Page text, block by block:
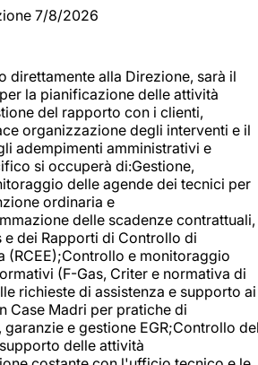
7/8/2026
direttamente alla Direzione, sarà il
la pianificazione delle attività
del rapporto con i clienti,
organizzazione degli interventi e il
adempimenti amministrativi e
si occuperà di:Gestione,
delle agende dei tecnici per
ordinaria e
delle scadenze contrattuali,
dei Rapporti di Controllo di
(RCEE);Controllo e monitoraggio
(F-Gas, Criter e normativa di
richieste di assistenza e supporto ai
Case Madri per pratiche di
e gestione EGR;Controllo
delle attività